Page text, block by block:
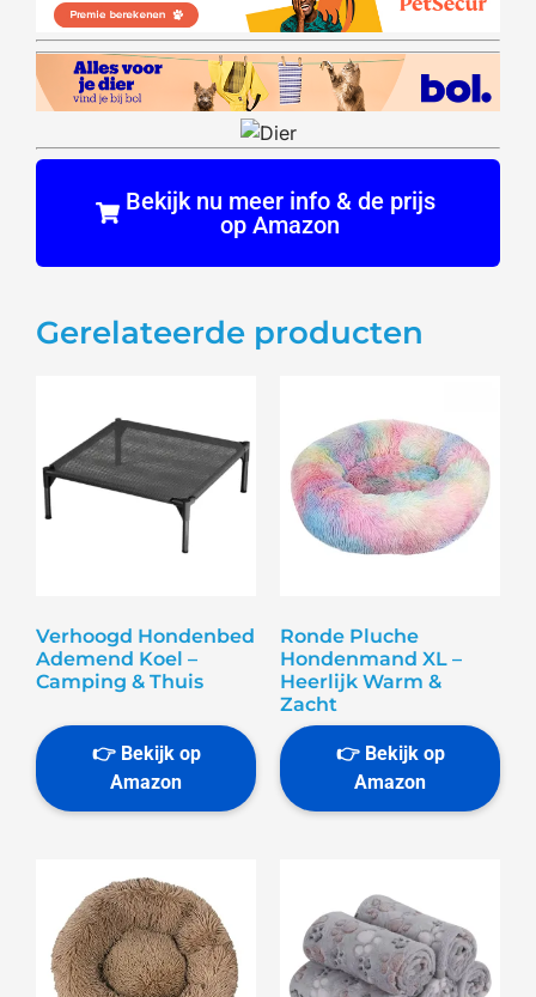
Bekijk nu meer info & de prijs
op Amazon
Gerelateerde producten
Verhoogd Hondenbed
Ademend Koel –
Camping & Thuis
Ronde Pluche
Hondenmand XL –
Heerlijk Warm &
Zacht